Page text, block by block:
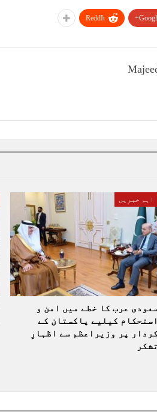
ReddIt
اہم خبریں
عرب کا خطے میں امن و
استحکام کیلیے پاکستان کے
پر وزیراعظم سے اظہارِ
تشکر